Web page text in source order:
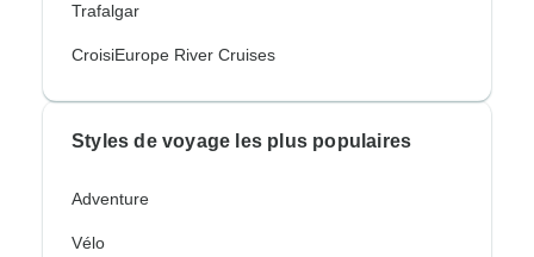
Trafalgar
CroisiEurope River Cruises
Styles de voyage les plus populaires
Adventure
Vélo